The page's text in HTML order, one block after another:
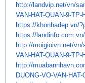
http://landvip.net/vn/
VAN-HAT-QUAN-9-TP-
https://khonhadep.vn/
https://
http://moigioivn.net/vn/
VAN-HAT-QUAN-9-TP-
http://
DUONG-VO-VAN-HAT-